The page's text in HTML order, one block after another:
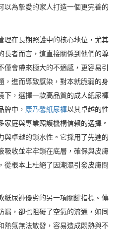
以為摯愛的家人打造一個更完善的
理在長期照護中的核心地位，尤其
長者而言，這直接關係到他們的尊
會帶來極大的不適感，更容易引
，進而導致感染，對本就脆弱的身
下，選擇一款高品質的成人紙尿褲
牌中， 康乃馨紙尿褲以其卓越的性
家庭與專業照護機構信賴的選擇。
與卓越的鎖水性。它採用了先進的
吸收並牢牢鎖在底層，確保與皮膚
從根本上杜絕了因潮濕引發皮膚問
紙尿褲優劣的另一項關鍵指標。傳
漏，卻也阻礙了空氣的流通，如同
熱氣無法散發，容易造成悶熱與不